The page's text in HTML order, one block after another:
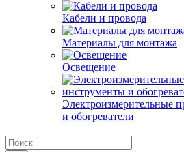
Кабели и провода
Материалы для монтажа
Освещение
Электроизмерительные
и обогреватели